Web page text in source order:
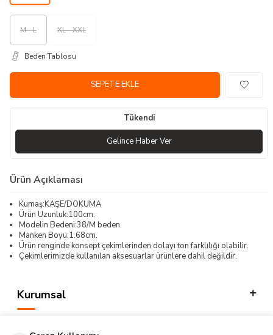
M - L XL - XXL
Beden Tablosu
SEPETE EKLE
Tükendi
Gelince Haber Ver
Ürün Açıklaması
Kumaş:KAŞE/DOKUMA
Ürün Uzunluk:100cm.
Modelin Bedeni:38/M beden.
Manken Boyu:1.68cm.
Ürün renginde konsept çekimlerinden dolayı ton farklılığı olabilir.
Çekimlerimizde kullanılan aksesuarlar ürünlere dahil değildir.
Kurumsal